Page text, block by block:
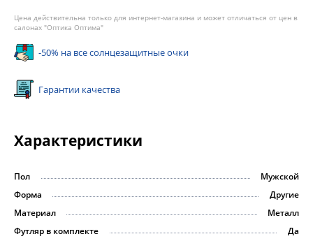
Цена действительна только для интернет-магазина и может отличаться от цен в
салонах "Оптика Оптима"
-50% на все солнцезащитные очки
Гарантии качества
Характеристики
Пол
Мужской
Форма
Другие
Материал
Металл
Футляр в комплекте
Да